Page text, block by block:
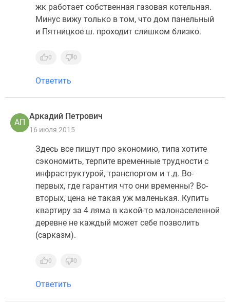
жк работает собственная газовая котельная.
Минус вижу только в том, что дом панельный
и Пятницкое ш. проходит слишком близко.
0 0
Ответить
АП
Аркадий Петрович
16 июля 2015
Здесь все пишут про экономию, типа хотите
сэкономить, терпите временные трудности с
инфраструктурой, транспортом и т.д. Во-
первых, где гарантия что они временны? Во-
вторых, цена не такая уж маленькая. Купить
квартиру за 4 ляма в какой-то малонаселенной
деревне не каждый может себе позволить
(сарказм).
0 0
Ответить